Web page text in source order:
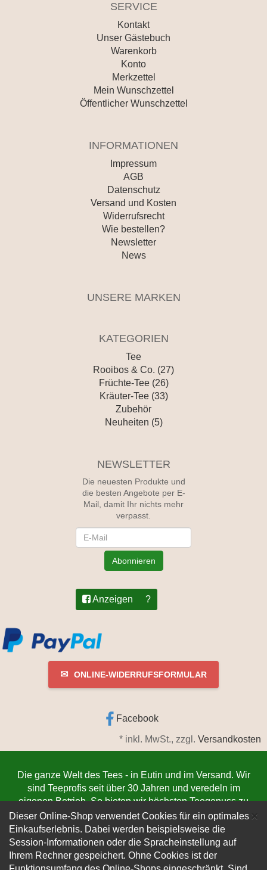
×
Dieser Online-Shop verwendet Cookies für ein optimales
Einkaufserlebnis. Dabei werden beispielsweise die
Session-Informationen oder die Spracheinstellung auf
Ihrem Rechner gespeichert. Ohne Cookies ist der
SERVICE
Kontakt
Unser Gästebuch
Warenkorb
Konto
Merkzettel
Mein Wunschzettel
Öffentlicher Wunschzettel
INFORMATIONEN
Impressum
AGB
Datenschutz
Versand und Kosten
Widerrufsrecht
Wie bestellen?
Newsletter
News
UNSERE MARKEN
KATEGORIEN
Tee
Rooibos & Co. (27)
Früchte-Tee (26)
Kräuter-Tee (33)
Zubehör
Neuheiten (5)
NEWSLETTER
Die neuesten Produkte und
die besten Angebote per E-
Mail, damit Ihr nichts mehr
verpasst.
Abonnieren
Anzeigen ?
✉ ONLINE-WIDERRUFSFORMULAR
Facebook
* inkl. MwSt., zzgl. Versandkosten
Die ganze Welt des Tees - in Eutin und im Versand. Wir
sind Teeprofis seit über 30 Jahren und veredeln im
eigenen Betrieb. So bieten wir höchsten Teegenuss zu
niedrigsten Preisen. Jetzt bestellenwww.teeschmiede-
eutin.de (Die Lieferung verlässt innerhalb von 1-3
Werktagen unser Lager. Der Versand erfolgt
kundenfreundlich per DHL).